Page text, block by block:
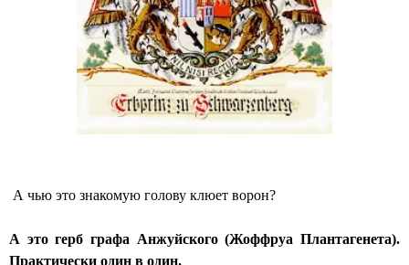
А чью это знакомую голову клюет ворон?
А это герб графа Анжуйского (Жоффруа Плантагенета).
Практически один в один.